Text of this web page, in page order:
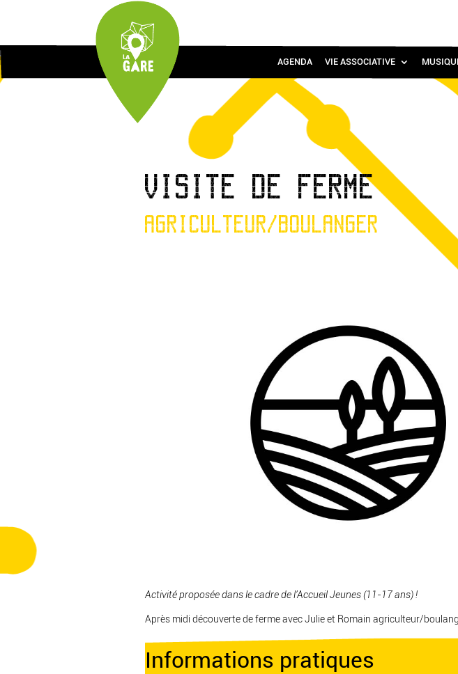
AGENDA VIE ASSOCIATIVE
VISITE DE FERME
AGRICULTEUR/BOULANGER
Activité proposée dans le cadre de l’Accueil Jeunes(11-17 ans) !
Après midi découverte de ferme avec Julie et Romain agriculteur/
Informations pratiques